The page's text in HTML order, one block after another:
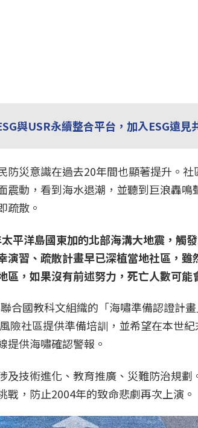
與USR永續整合平台，加入ESG遠
防災意識在過去20年間也顯著提升。社
震動，看到海水退潮，並聽到巨浪轟鳴
疏散。
平洋島國東加的北部海溝大地震，觸
演習、疏散計畫早已深植當地社區，雖
區，如果沒有前述努力，死亡人數可能
合國教科文組織的「海嘯準備認證計
險社區提供準備培訓，並希望在本世
提供海嘯確認警報。
及技術進化、教育推廣、災難防治規劃
戰，防止2004年的致命悲劇再次上演。